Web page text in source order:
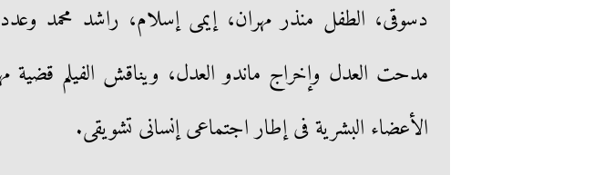
دسوقى، الطفل منذر مهران، إيمى إسلام، راشد محمد
مدحت العدل وإخراج ماندو العدل، ويناقش الفيلم قضية
الأعضاء البشرية فى إطار اجتماعى إنسانى تشويقى.